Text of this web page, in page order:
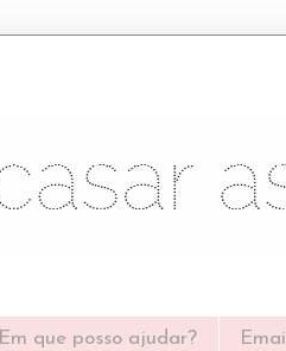
Em que posso ajudar?